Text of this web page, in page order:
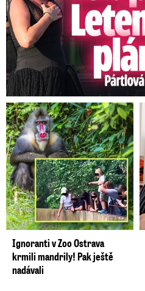
Ignoranti v Zoo Ostrava
krmili mandrily! Pak ještě
nadávali